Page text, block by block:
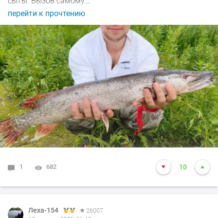
перейти к прочтению
1 682 10
Леха-154
26007
Леха-154
26007